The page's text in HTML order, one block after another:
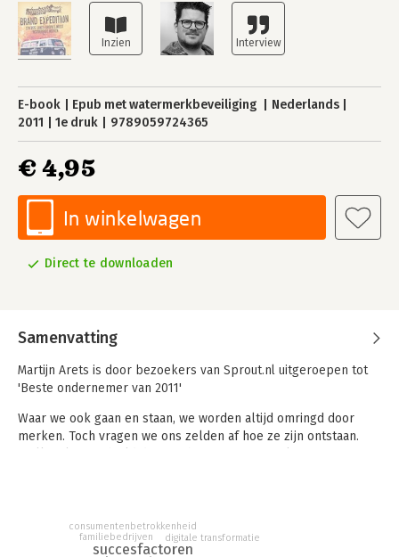
E-book Epub met watermerkbeveiliging
Nederlands
2011
1e druk 9789059724365
€ 4,95
In winkelwagen
Direct te downloaden
Samenvatting
Martijn Arets is door bezoekers van Sprout.nl uitgeroepen tot
'Beste ondernemer van 2011'
Waar we ook gaan en staan, we worden altijd omringd door
merken. Toch vragen we ons zelden af hoe ze zijn ontstaan.
Marketingprofessional Martijn Arets ging op zoek naar
succesfactoren
familiebedrijven
consumentenbetrokkenheid
digitale transformatie